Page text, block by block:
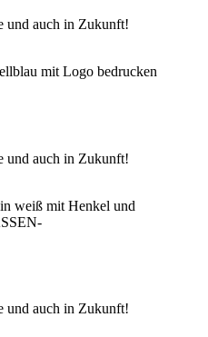
und auch in Zukunft!
und auch in Zukunft!
und auch in Zukunft!